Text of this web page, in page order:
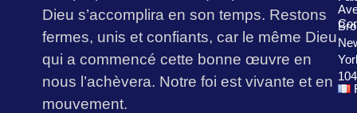
Dieu s’accomplira en son temps. Restons
fermes, unis et confiants, car le même Dieu
qui a commencé cette bonne œuvre en
nous l’achèvera. Notre foi est vivante et en
mouvement.
&